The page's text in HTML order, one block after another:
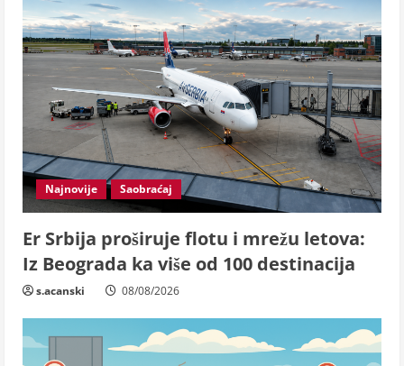
Najnovije Saobraćaj
Er Srbija proširuje flotu i mrežu letova:
Iz Beograda ka više od 100 destinacija
s.acanski 08/08/2026